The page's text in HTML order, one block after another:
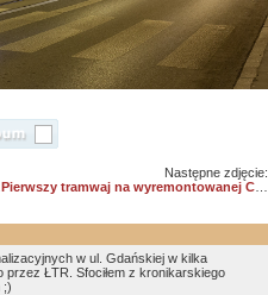
Następne zdjęcie:
Pierwszy tramwaj na wyremontowanej Cmentarnej
w ul. Gdańskiej w kilka
przez ŁTR. Sfociłem z kronikarskiego
;)